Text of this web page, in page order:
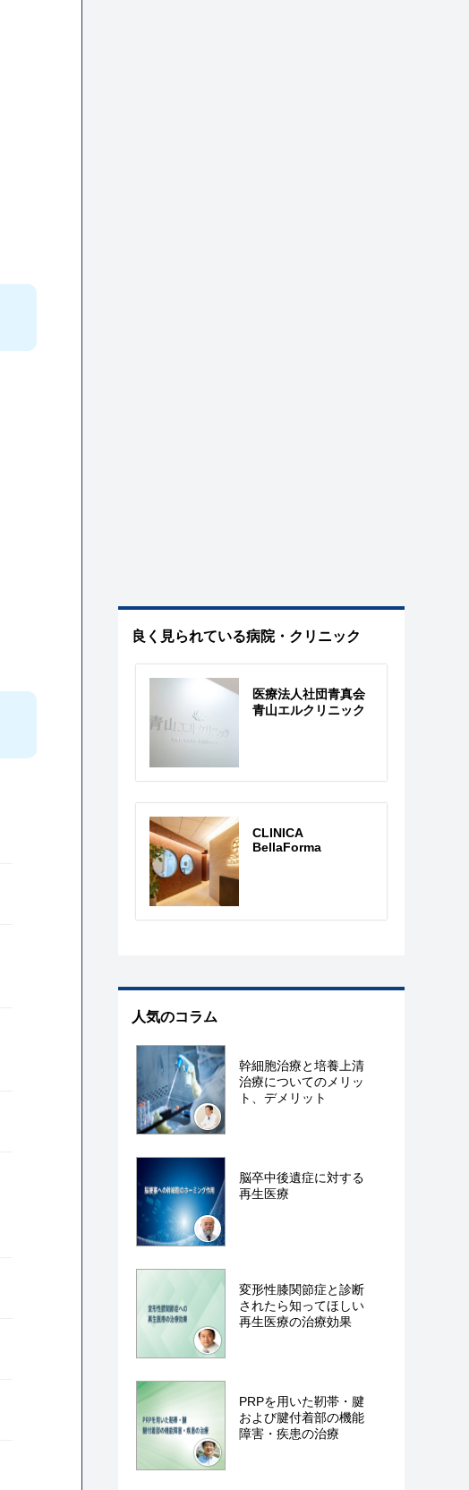
良く見られている病院・クリニック
医療法人社団青真会
青山エルクリニック
CLINICA
BellaForma
人気のコラム
幹細胞治療と培養上清
治療についてのメリッ
ト、デメリット
脳卒中後遺症に対する
再生医療
変形性膝関節症と診断
されたら知ってほしい
再生医療の治療効果
PRPを用いた靭帯・腱
および腱付着部の機能
障害・疾患の治療